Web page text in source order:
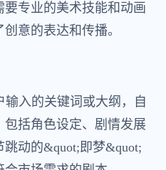
专业的美术技能和动画
意的表达和传播。
入的关键词或大纲，自
括角色设定、剧情发展
动的&quot;即梦&quot;